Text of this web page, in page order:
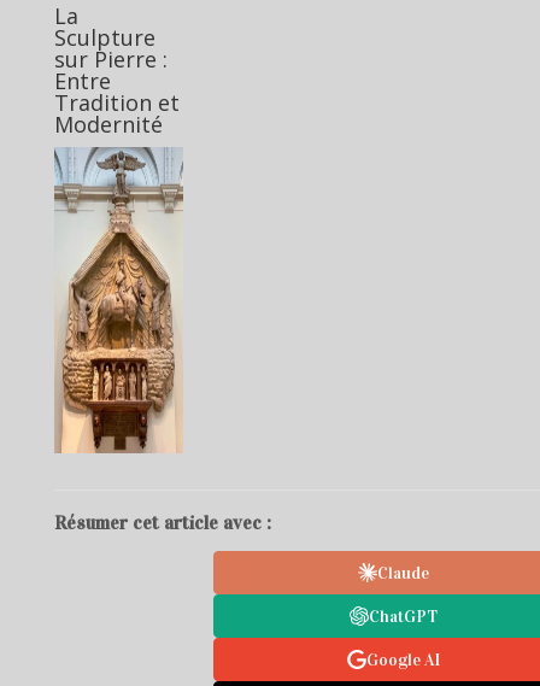
La
Sculpture
sur Pierre :
Entre
Tradition et
Modernité
Résumer cet article avec :
Claude
ChatGPT
Google AI